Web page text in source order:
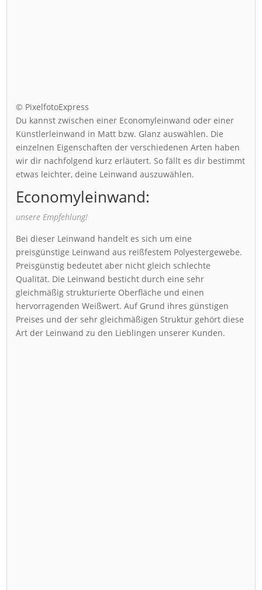
© PixelfotoExpress
Du kannst zwischen einer Economyleinwand oder einer
Künstlerleinwand in Matt bzw. Glanz auswählen. Die
einzelnen Eigenschaften der verschiedenen Arten haben
wir dir nachfolgend kurz erläutert. So fällt es dir bestimmt
etwas leichter, deine Leinwand auszuwählen.
Economyleinwand:
unsere Empfehlung!
Bei dieser Leinwand handelt es sich um eine
preisgünstige Leinwand aus reißfestem Polyestergewebe.
Preisgünstig bedeutet aber nicht gleich schlechte
Qualität. Die Leinwand besticht durch eine sehr
gleichmäßig strukturierte Oberfläche und einen
hervorragenden Weißwert. Auf Grund ihres günstigen
Preises und der sehr gleichmäßigen Struktur gehört diese
Art der Leinwand zu den Lieblingen unserer Kunden.